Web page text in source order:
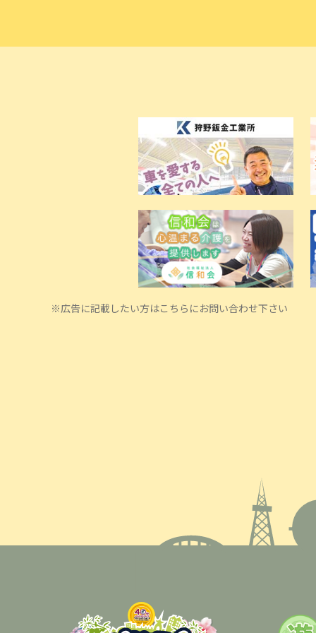
※広告に記載したい方はこちらにお問い合わせ下さい